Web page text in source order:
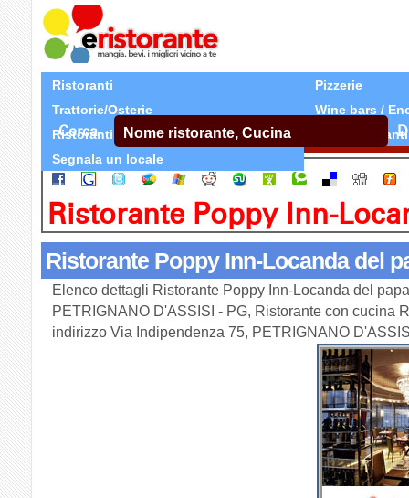
Ristoranti
Pizzerie
Trattorie/Osterie
Wine bars /
Ristoranti Etnici
Tutti Ristoranti
Segnala un locale
Cerca
Ristorante Poppy Inn-
Ristorante Poppy Inn-Locanda del
Elenco dettagli Ristorante Poppy Inn-Locanda del
PETRIGNANO D'ASSISI - PG, Ristorante con cucina
indirizzo Via Indipendenza 75, PETRIGNANO